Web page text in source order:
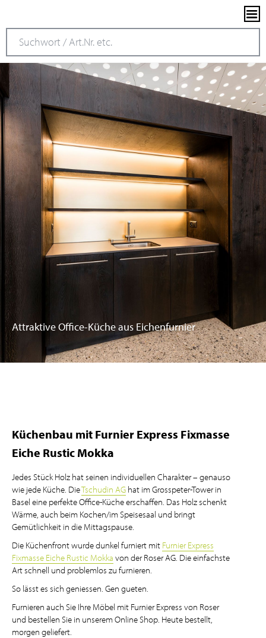
Attraktive Office-Küche aus Eichenfurnier
Küchenbau mit Furnier Express Fixmasse
Eiche Rustic Mokka
Jedes Stück Holz hat seinen individuellen Charakter – genauso
wie jede Küche. DieTschudin AG hat im Grosspeter-Tower in
Basel eine perfekte Office-Küche erschaffen. Das Holz schenkt
Wärme, auch beim Kochen/im Speisesaal und bringt
Gemütlichkeit in die Mittagspause.
Die Küchenfront wurde dunkel furniert mit Furnier Express
Fixmasse Eiche Rustic Mokka von der Roser AG. Die einfachste
Art schnell und problemlos zu furnieren.
So lässt es sich geniessen. Gen gueten.
Furnieren auch Sie Ihre Möbel mit Furnier Express von Roser
und bestellen Sie in unserem Online Shop. Heute bestellt,
morgen geliefert.